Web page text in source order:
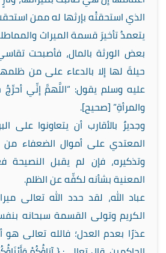
الذي استحقتْه بإرثها له ممن
يتعمدُ تأخيرَ قسمة الميراث
بعض الورثة بالمال، فأصبحت
حيلةَ لها إلا بالدعاء على من
عليه وسلم يقول: “اللَّهمَّ إنِّي
والمرأةِ” [صحيح].
وجديرٌ بالأقارب أن يتعاونوا على
المعتدي على أموال الضعفاء من
وتذكيره، فإن لم يقبل النصيحة
المعنية بشأنه لكفِّه عن الظلم.
عباد الله، لقد حدد الله تعالى
الكريم وتولى القسمة سبحانه
عذرًا بعدم العدل؛ فالله تعالى هو